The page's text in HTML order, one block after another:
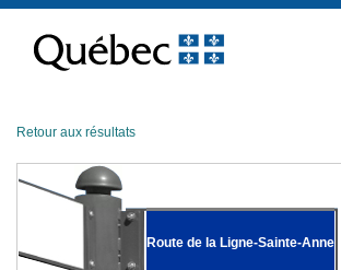
contenu
Retour aux résultats
Route de la Ligne-Sainte-Anne